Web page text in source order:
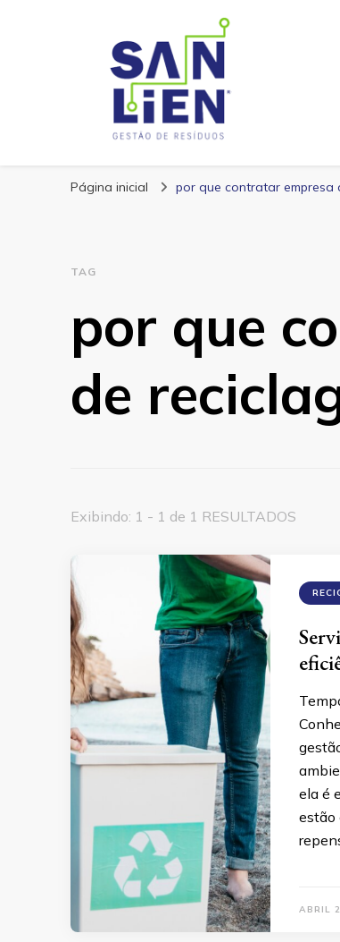
San Lien
Página inicial por que contratar empresa
TAG
por que
de
Exibindo: 1 - 1 de 1 RESULTADOS
ela é
estão
ABRIL